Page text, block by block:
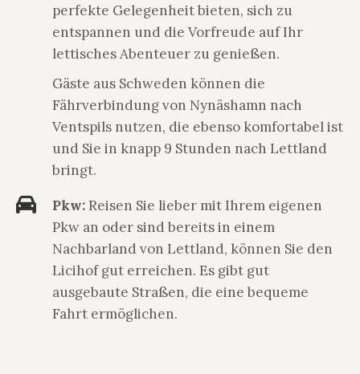
perfekte Gelegenheit bieten, sich zu
entspannen und die Vorfreude auf Ihr
lettisches Abenteuer zu genießen.
Gäste aus Schweden können die
Fährverbindung von Nynäshamn nach
Ventspils nutzen, die ebenso komfortabel ist
und Sie in knapp 9 Stunden nach Lettland
bringt.
Pkw: Reisen Sie lieber mit Ihrem eigenen
Pkw an oder sind bereits in einem
Nachbarland von Lettland, können Sie den
Licihof gut erreichen. Es gibt gut
ausgebaute Straßen, die eine bequeme
Fahrt ermöglichen.